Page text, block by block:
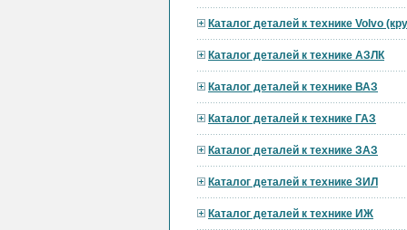
Каталог деталей к технике Volvo
Каталог деталей к технике АЗЛК
Каталог деталей к технике ВАЗ
Каталог деталей к технике ГАЗ
Каталог деталей к технике ЗАЗ
Каталог деталей к технике ЗИЛ
Каталог деталей к технике ИЖ